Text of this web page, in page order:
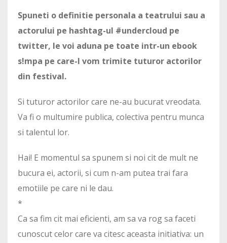
Spuneti o definitie personala a teatrului sau a
actorului pe hashtag-ul #undercloud pe
twitter, le voi aduna pe toate intr-un ebook
s!mpa pe care-l vom trimite tuturor actorilor
din festival.
Si tuturor actorilor care ne-au bucurat vreodata.
Va fi o multumire publica, colectiva pentru munca
si talentul lor.
Hai! E momentul sa spunem si noi cit de mult ne
bucura ei, actorii, si cum n-am putea trai fara
emotiile pe care ni le dau.
*
Ca sa fim cit mai eficienti, am sa va rog sa faceti
cunoscut celor care va citesc aceasta initiativa: un